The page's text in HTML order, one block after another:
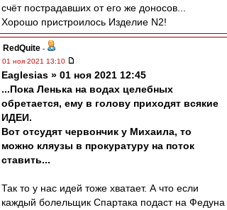
счёт пострадавших от его же доносов...
Хорошо пристроилось Изделие N2!
RedQuite -
01 ноя 2021 13:10
Eaglesias » 01 ноя 2021 12:45
...Пока Ленька на водах целебных
обретается, ему в голову приходят всякие
ИДЕИ.
Вот отсудят червончик у Михаила, то
можно кляузы в прокуратуру на поток
ставить...
Так то у нас идей тоже хватает. А что если
каждый болельщик Спартака подаст на Федуна